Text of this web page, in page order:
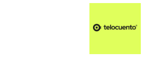
Artículos 📑
Plus 💎